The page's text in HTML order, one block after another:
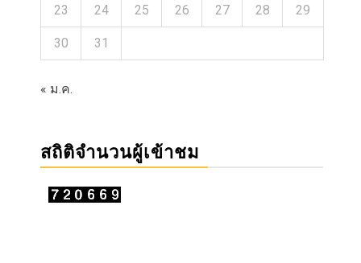
23 24 25 26 27 28 29
30 31
« ม.ค.
สถิติจำนวนผู้เข้าชม